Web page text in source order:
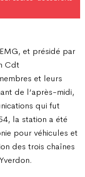
et présidé par
Cdt
et leurs
de l’après-midi,
qui fut
la station a été
pour véhicules et
des trois chaînes